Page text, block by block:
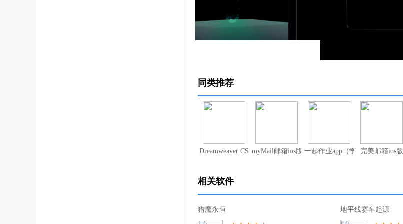
同类推荐
Dreamweaver CS6 Mac版myMail邮箱ios版 一起作业app（学生端）完美邮箱ios版
相关软件
猎魔永恒 地平线赛车起源